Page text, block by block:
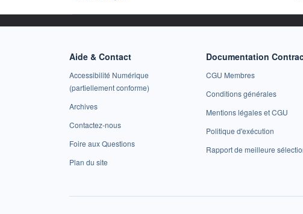
Aide & Contact
Accessibilité Numérique
(partiellement conforme)
Archives
Contactez-nous
Foire aux Questions
Plan du site
Documentation
CGU Membres
Conditions générales
Mentions légales et CGU
Politique d'exécution
Rapport de meilleure